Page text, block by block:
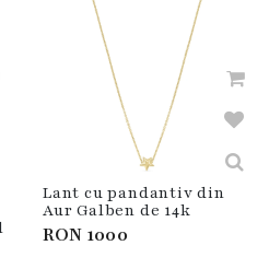
Lant cu pandantiv din
Aur Galben de 14k
RON1000